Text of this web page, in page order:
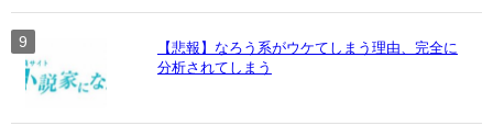
【悲報】なろう系がウケてしまう理由、完全に
分析されてしまう